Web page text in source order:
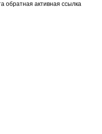
обратная активная ссылка